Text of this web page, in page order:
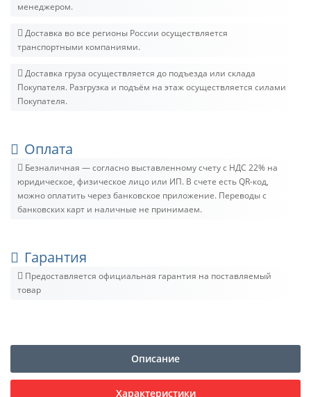
менеджером.
Доставка во все регионы России осуществляется
транспортными компаниями.
Доставка груза осуществляется до подъезда или склада
Покупателя. Разгрузка и подъём на этаж осуществляется силами
Покупателя.
Оплата
Безналичная — согласно выставленному счету c НДС 22% на
юридическое, физическое лицо или ИП. В счете есть QR-код,
можно оплатить через банковское приложение. Переводы с
банковских карт и наличные не принимаем.
Гарантия
Предоставляется официальная гарантия на поставляемый
товар
Описание
Характеристики